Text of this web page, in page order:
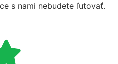
s nami nebudete ľutovať.